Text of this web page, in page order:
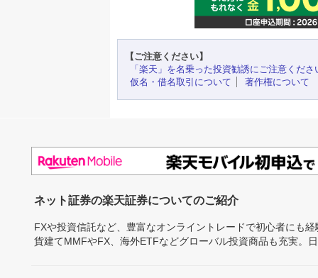
【ご注意ください】
「楽天」を名乗った投資勧誘にご注意くださ
仮名・借名取引について
著作権について
ネット証券の楽天証券についてのご紹介
FXや投資信託など、豊富なオンライントレードで初心者にも
貨建てMMFやFX、海外ETFなどグローバル投資商品も充実。